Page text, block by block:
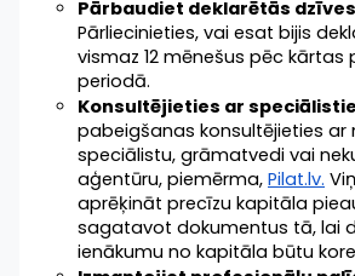
Pārbaudiet deklarētās
Pārliecinieties, vai esat bijis
vismaz 12 mēnešus pēc
periodā.
Konsultējieties ar
pabeigšanas konsultējieties ar
speciālistu, grāmatvedi vai
aģentūru, piemērma, Pilat.lv.
aprēķināt precīzu kapitāla
sagatavot dokumentus tā, lai
ienākumu no kapitāla būtu